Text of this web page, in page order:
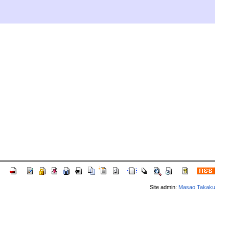
Site admin: Masao Takaku